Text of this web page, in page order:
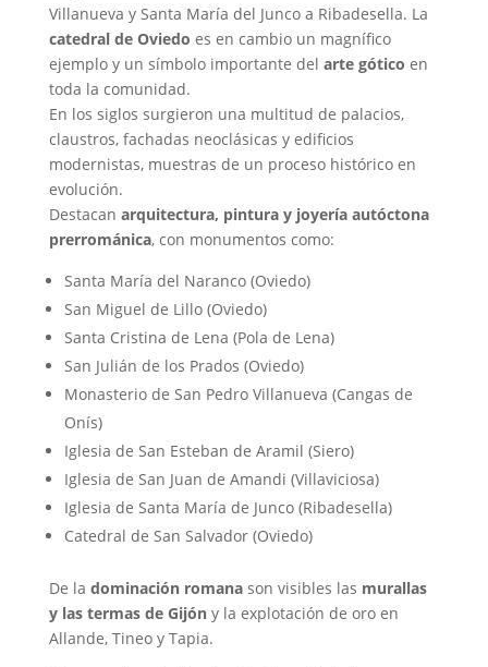
Villanueva y Santa María del Junco a Ribadesella. La
catedral de Oviedo es en cambio un magnífico
ejemplo y un símbolo importante del arte gótico en
toda la comunidad.
En los siglos surgieron una multitud de palacios,
claustros, fachadas neoclásicas y edificios
modernistas, muestras de un proceso histórico en
evolución.
Destacan arquitectura, pintura y joyería autóctona
prerrománica, con monumentos como:
Santa María del Naranco (Oviedo)
San Miguel de Lillo (Oviedo)
Santa Cristina de Lena (Pola de Lena)
San Julián de los Prados (Oviedo)
Monasterio de San Pedro Villanueva (Cangas de
Onís)
Iglesia de San Esteban de Aramil (Siero)
Iglesia de San Juan de Amandi (Villaviciosa)
Iglesia de Santa María de Junco (Ribadesella)
Catedral de San Salvador (Oviedo)
De la dominación romanason visibles las murallas
y las termas de Gijóny la explotación de oro en
Allande, Tineo y Tapia.